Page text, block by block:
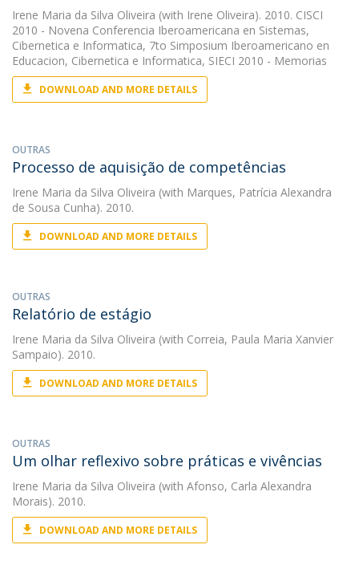
Irene Maria da Silva Oliveira (with Irene Oliveira). 2010. CISCI
2010 - Novena Conferencia Iberoamericana en Sistemas,
Cibernetica e Informatica, 7to Simposium Iberoamericano en
Educacion, Cibernetica e Informatica, SIECI 2010 - Memorias
DOWNLOAD AND MORE DETAILS
OUTRAS
Processo de aquisição de competências
Irene Maria da Silva Oliveira (with Marques, Patrícia Alexandra
de Sousa Cunha). 2010.
DOWNLOAD AND MORE DETAILS
OUTRAS
Relatório de estágio
Irene Maria da Silva Oliveira (with Correia, Paula Maria Xanvier
Sampaio). 2010.
DOWNLOAD AND MORE DETAILS
OUTRAS
Um olhar reflexivo sobre práticas e vivências
Irene Maria da Silva Oliveira (with Afonso, Carla Alexandra
Morais). 2010.
DOWNLOAD AND MORE DETAILS